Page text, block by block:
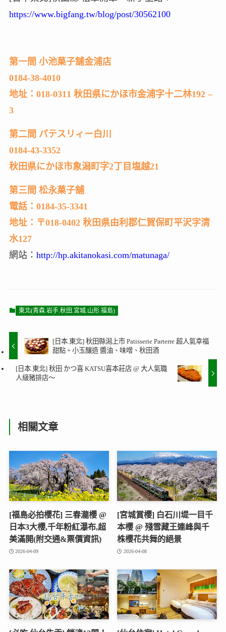
https://www.bigfang.tw/blog/post/30562100
第一間 小池菓子舗金浦店
0184-38-4010
地址：018-0311 秋田県にかほ市金浦字十二林192 –
3
第二間 パテスリィー白川
0184-43-3352
秋田県にかほ市象潟町字2丁目塩越21
第三間 松永菓子舖
電話：0184-35-3341
地址：〒018-0402 秋田県由利郡仁賀保町平沢字清
水127
網站： http://hp.akitanokasi.com/matunaga/
東北(青森.岩手.秋田.宮城.山形.福島)
[日本.東北] 秋田縣潟上市 Patisserie Parterre 超人氣幸福
甜點 + 小玉釀造 醬油、味噌、秋田酒
[日本.東北] 秋田 かつ喜 KATSU喜本莊店 @ 大人氣職
人級豬排店～
相關文章
[福島必拍櫻花] 三春瀧櫻 @
日本3大櫻,千年粉紅瀑布,超
美滿開(附交通&票價資訊)
2026-04-09
[宮城賞櫻] 白石川堤一目千
本櫻 @ 殘雪藏王連峰與千
株櫻花共舞的絕景
2026-04-08